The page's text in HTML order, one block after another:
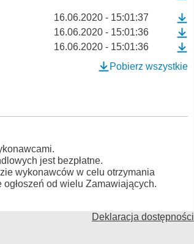
16.06.2020 - 15:01:37
16.06.2020 - 15:01:36
16.06.2020 - 15:01:36
Pobierz wszystkie
jest bezpłatne.
wykonawców w celu otrzymania
od wielu Zamawiających.
Deklaracja dostępności